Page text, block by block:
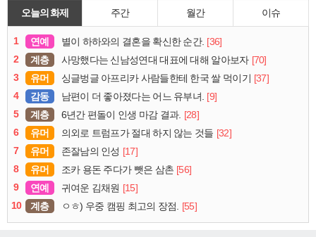
오늘의 화제 주간 월간 이슈
1 연예 별이 하하와의 결혼을 확신한 순간. [36]
2
계층 사망했다는 신남성연대 대표에 대해 알아보자 [70]
3
유머 싱글벙글 아프리카 사람들한테 한국 쌀 먹이기 [37]
4
감동 남편이 더 좋아졌다는 어느 유부녀. [9]
5
계층 6년간 편돌이 인생 마감 결과. [28]
6
유머 의외로 트럼프가 절대 하지 않는 것들 [32]
7
유머 존잘남의 인성 [17]
8
유머 조카 용돈 주다가 뺏은 삼촌 [56]
9
연예 귀여운 김채원 [15]
10
계층 ㅇㅎ) 우중 캠핑 최고의 장점. [55]